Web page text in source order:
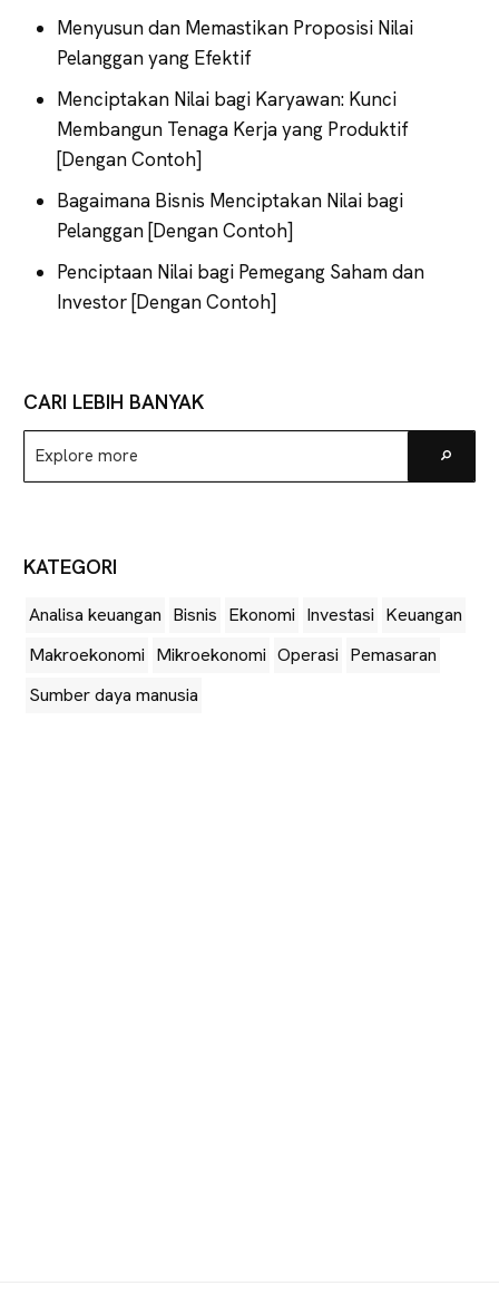
Menyusun dan Memastikan Proposisi Nilai
Pelanggan yang Efektif
Menciptakan Nilai bagi Karyawan: Kunci
Membangun Tenaga Kerja yang Produktif
[Dengan Contoh]
Bagaimana Bisnis Menciptakan Nilai bagi
Pelanggan [Dengan Contoh]
Penciptaan Nilai bagi Pemegang Saham dan
Investor [Dengan Contoh]
CARI LEBIH BANYAK
Explore
more
KATEGORI
Analisa keuangan Bisnis Ekonomi Investasi Keuangan
Makroekonomi Mikroekonomi Operasi Pemasaran
Sumber daya manusia